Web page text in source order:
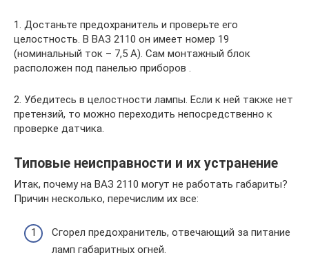
1. Достаньте предохранитель и проверьте его
целостность. В ВАЗ 2110 он имеет номер 19
(номинальный ток – 7,5 А). Сам монтажный блок
расположен под панелью приборов .
2. Убедитесь в целостности лампы. Если к ней также нет
претензий, то можно переходить непосредственно к
проверке датчика.
Типовые неисправности и их устранение
Итак, почему на ВАЗ 2110 могут не работать габариты?
Причин несколько, перечислим их все:
Сгорел предохранитель, отвечающий за питание
ламп габаритных огней.